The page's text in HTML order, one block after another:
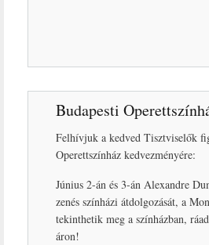
Budapesti
Felhívjuk a kedved Tisztviselők
Operettszínház kedvezményére:
Június 2-án és 3-án Alexandre
zenés színházi átdolgozását, a
tekinthetik meg a színházban,
áron!